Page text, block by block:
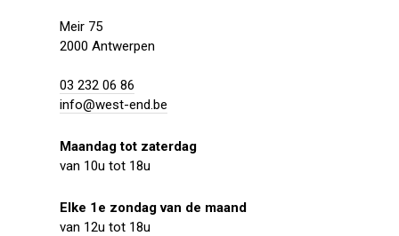
Meir 75
2000 Antwerpen
03 232 06 86
info@west-end.be
Maandag tot zaterdag
van 10u tot 18u
Elke 1e zondag van de maand
van 12u tot 18u